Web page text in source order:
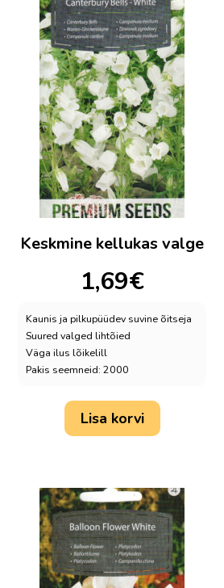
Keskmine kellukas valge
1,69€
Kaunis ja pilkupüüdev suvine õitseja
Suured valged lihtõied
Väga ilus lõikelill
Pakis seemneid: 2000
Lisa korvi